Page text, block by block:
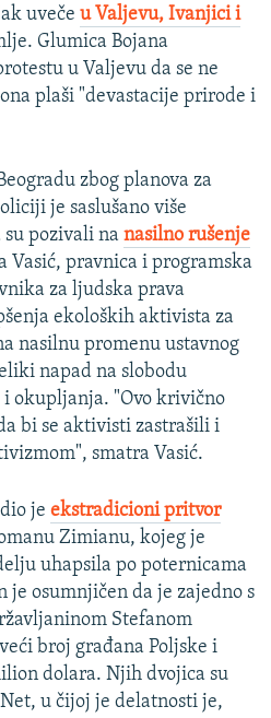
uveče u Valjevu, Ivanjici i
Glumica Bojana
u Valjevu da se ne
plaši "devastacije prirode i
zbog planova za
je saslušano više
pozivali na nasilno rušenje
Vasić, pravnica i programska
za ljudska prava
ekoloških aktivista za
nasilnu promenu ustavnog
napad na slobodu
okupljanja. "Ovo krivično
bi se aktivisti zastrašili i
smatra Vasić.
je ekstradicioni pritvor
Zimianu, kojeg je
uhapsila po poternicama
je osumnjičen da je zajedno s
Stefanom
broj građana Poljske i
dolara. Njih dvojica su
u čijoj je delatnosti je,